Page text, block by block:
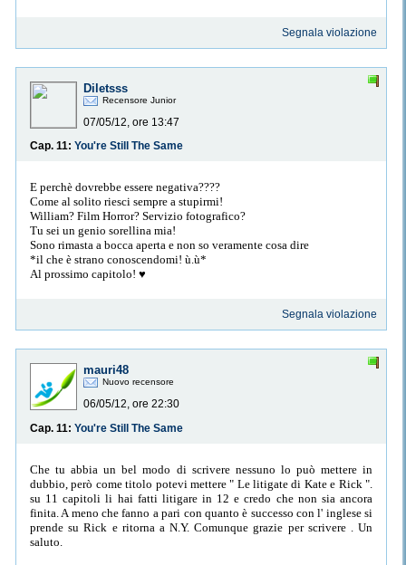
Segnala violazione
Diletsss
Recensore Junior
07/05/12, ore 13:47
Cap. 11: You're Still The Same
E perchè dovrebbe essere negativa????
Come al solito riesci sempre a stupirmi!
William? Film Horror? Servizio fotografico?
Tu sei un genio sorellina mia!
Sono rimasta a bocca aperta e non so veramente cosa dire
*il che è strano conoscendomi! ù.ù*
Al prossimo capitolo! ♥
Segnala violazione
mauri48
Nuovo recensore
06/05/12, ore 22:30
Cap. 11: You're Still The Same
Che tu abbia un bel modo di scrivere nessuno lo può mettere in
dubbio, però come titolo potevi mettere " Le litigate di Kate e Rick ".
su 11 capitoli li hai fatti litigare in 12 e credo che non sia ancora
finita. A meno che fanno a pari con quanto è successo con l' inglese si
prende su Rick e ritorna a N.Y. Comunque grazie per scrivere . Un
saluto.